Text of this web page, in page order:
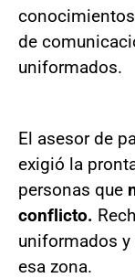
de
uniformados.
El asesor de
exigió la
personas que
conflicto.
uniformados
esa zona.